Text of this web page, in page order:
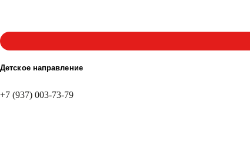
Детское направление
+7 (937) 003-73-79